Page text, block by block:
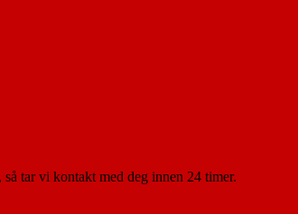
tar vi kontakt med deg innen 24 timer.